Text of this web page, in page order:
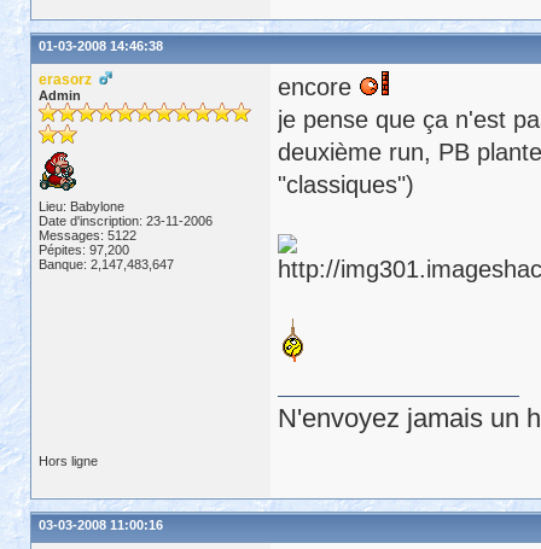
01-03-2008 14:46:38
erasorz
Admin
Lieu: Babylone
Date d'inscription: 23-11-2006
Messages: 5122
Pépites: 97,200
Banque: 2,147,483,647
encore
je pense que ça n'est
deuxième run, PB
"classiques")
N'envoyez jamais un
Hors ligne
03-03-2008 11:00:16